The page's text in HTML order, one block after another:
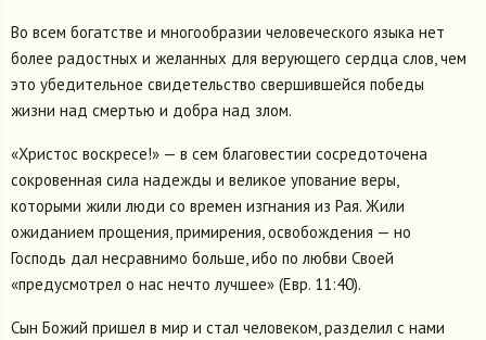
Во всем богатстве и многообразии человеческого языка нет
более радостных и желанных для верующего сердца слов, чем
это убедительное свидетельство свершившейся победы
жизни над смертью и добра над злом.
«Христос воскресе!» — в сем благовестии сосредоточена
сокровенная сила надежды и великое упование веры,
которыми жили люди со времен изгнания из Рая. Жили
ожиданием прощения, примирения, освобождения — но
Господь дал несравнимо больше, ибо по любви Своей
«предусмотрел о нас нечто лучшее» (Евр. 11:40).
Сын Божий пришел в мир и стал человеком, разделил с нами